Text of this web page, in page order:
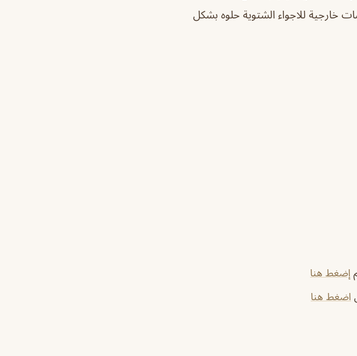
خارجية للاجواء الشتوية حلوه بشكل
إضغط هنا
اضغط هنا